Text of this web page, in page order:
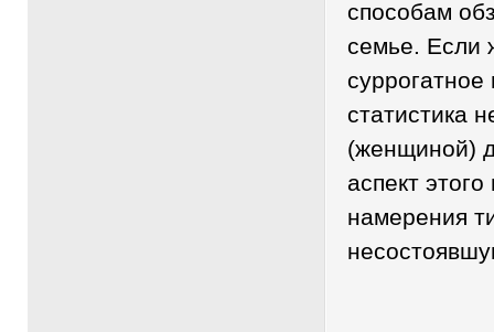
способам
семье. Если
суррогатное
статистика
(женщиной)
аспект
намерения